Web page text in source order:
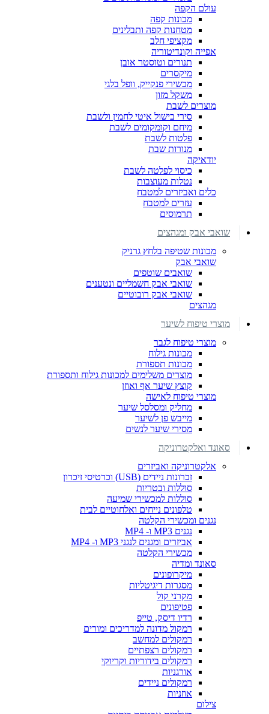
עולם הקפה
מכונות קפה
מטחנות קפה ותבלינים
מקציפי חלב
אפייה וקונדיטוריה
תנורים וטוסטר אובן
מיקסרים
מכשירי פנקייק, וופל בלגי
משקל מזון
מוצרים לשבת
סירי בישול איטי לחמין ולשבת
מיחם וקומקומים לשבת
פלטות לשבת
מנורות שבת
יודאיקה
כיסוי לפלטה לשבת
נטלות מעוצבות
כלים ואביזרים למטבח
עזרים למטבח
תרמוסים
שואבי אבק ומגהצים
מכונות שטיפה בלחץ גרניק
שואבי אבק
שואבים שוטפים
שואבי אבק חשמליים ונטענים
שואבי אבק רובוטיים
מגהצים
מוצרי טיפוח לשיער
מוצרי טיפוח לגבר
מכונות גילוח
מכונות תספורת
מוצרים משלימים למכונות גילוח ותספורת
קוצץ שיער אף ואוזן
מוצרי טיפוח לאישה
מחליק ומסלסל שיער
מייבש פן לשיער
מסירי שיער לנשים
סאונד ואלקטרוניקה
אלקטרוניקה ואביזרים
זכרונות ניידים (USB) וכרטיסי זיכרון
סוללות ובטריות
סוללות למכשירי שמיעה
טלפונים נייחים ואלחוטיים לבית
נגנים ומכשירי הקלטה
נגנים MP3 ו- MP4
אביזרים ומגנים לנגני MP3 ו- MP4
מכשירי הקלטה
סאונד ומדיה
מיקרופונים
מסגרות דיגיטליות
מקרני קול
פטיפונים
רדיו דיסק, טייפ
רמקול מדונה למדריכים ומורים
רמקולים למחשב
רמקולים רצפתיים
רמקולים בידוריות וקריוקי
אורגניות
רמקולים ניידים
אוזניות
צילום